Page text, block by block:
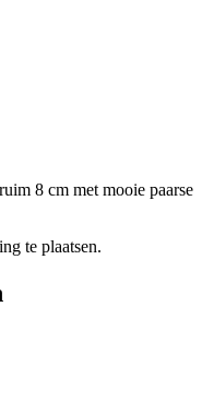
8 cm met mooie paarse
te plaatsen.